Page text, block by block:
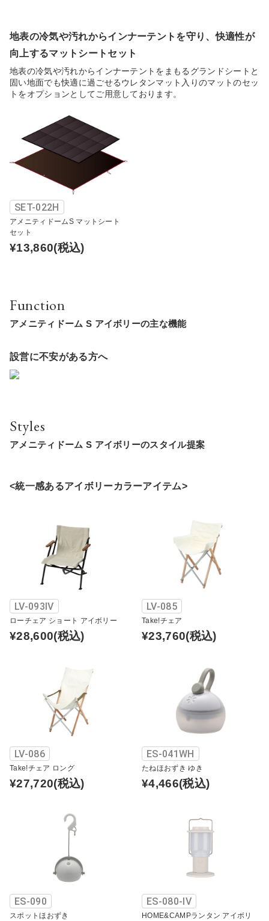
地表の冷気や汚れからインナーテントを守り、快適性が
向上するマットシートセット
地表の冷気や汚れからインナーテントをまもるグランドシートと
固い地面でも快適に過ごせるウレタンマット入りのマットのセッ
トをオプションとしてご用意しております。
SET-022H
アメニティドームS マットシート
セット
¥13,860(税込)
Function
アメニティドーム S アイボリーの主な機能
設営に不安がある方へ
Styles
アメニティドーム S アイボリーのスタイル提案
<統一感あるアイボリーカラーアイテム>
LV-093IV
ローチェア ショート アイボリー
¥28,600(税込)
LV-085
Take!チェア
¥23,760(税込)
LV-086
Take!チェア ロング
¥27,720(税込)
ES-041WH
たねほおずき ゆき
¥4,466(税込)
ES-090
スポットほおずき
ES-080-IV
HOME&CAMPランタン アイボリ